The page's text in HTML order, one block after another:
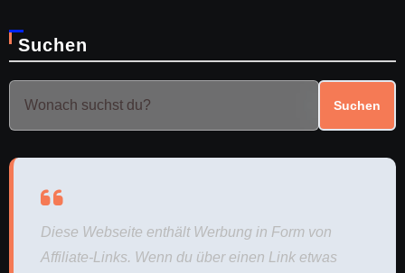
Suchen
Suchen
Diese Webseite enthält Werbung in Form von
Affiliate-Links. Wenn du über einen Link etwas